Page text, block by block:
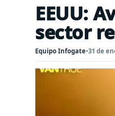
EEUU:
sector
Equipo Infogate•31 de